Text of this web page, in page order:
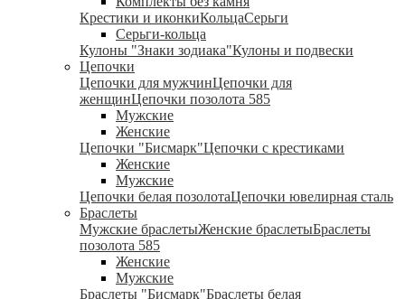
Крестики и иконкиКольцаСерьги
Серьги-кольца
Кулоны "Знаки зодиака"Кулоны и подвески
Цепочки
Цепочки для мужчинЦепочки для
женщинЦепочки позолота 585
Мужские
Женские
Цепочки "Бисмарк"Цепочки с крестиками
Женские
Мужские
Цепочки белая позолотаЦепочки ювелирная сталь
Браслеты
Мужские браслетыЖенские браслетыБраслеты
позолота 585
Женские
Мужские
Браслеты "Бисмарк"Браслеты белая